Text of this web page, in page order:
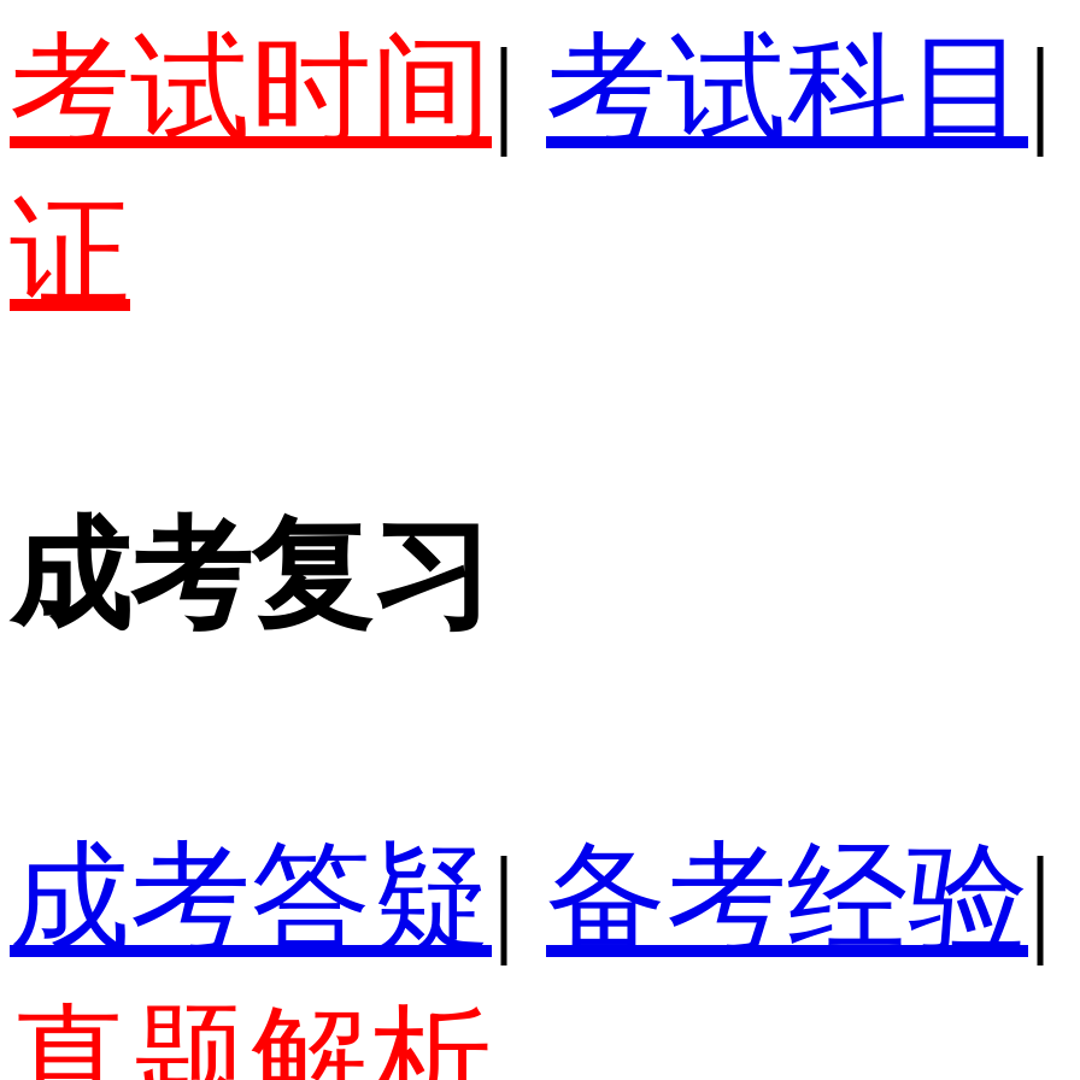
考试时间 | 考试科目 |
证
成考复习
成考答疑| 备考经验|